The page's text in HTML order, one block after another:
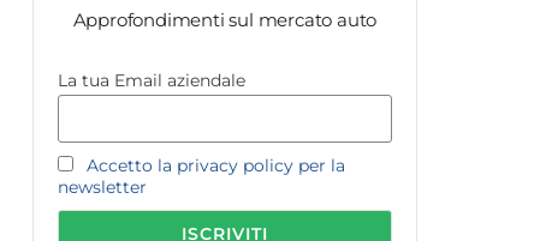
Approfondimenti sul mercato auto
La tua Email aziendale
Accetto la privacy policy per la
newsletter